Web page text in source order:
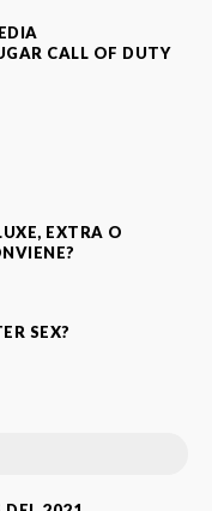
CALL OF DUTY
EXTRA O
SEX?